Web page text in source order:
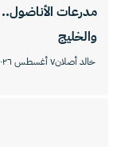
مدرعات الأناضول..
والخليج
خالد أصلان٧ أغسطس ٢٠٢٦